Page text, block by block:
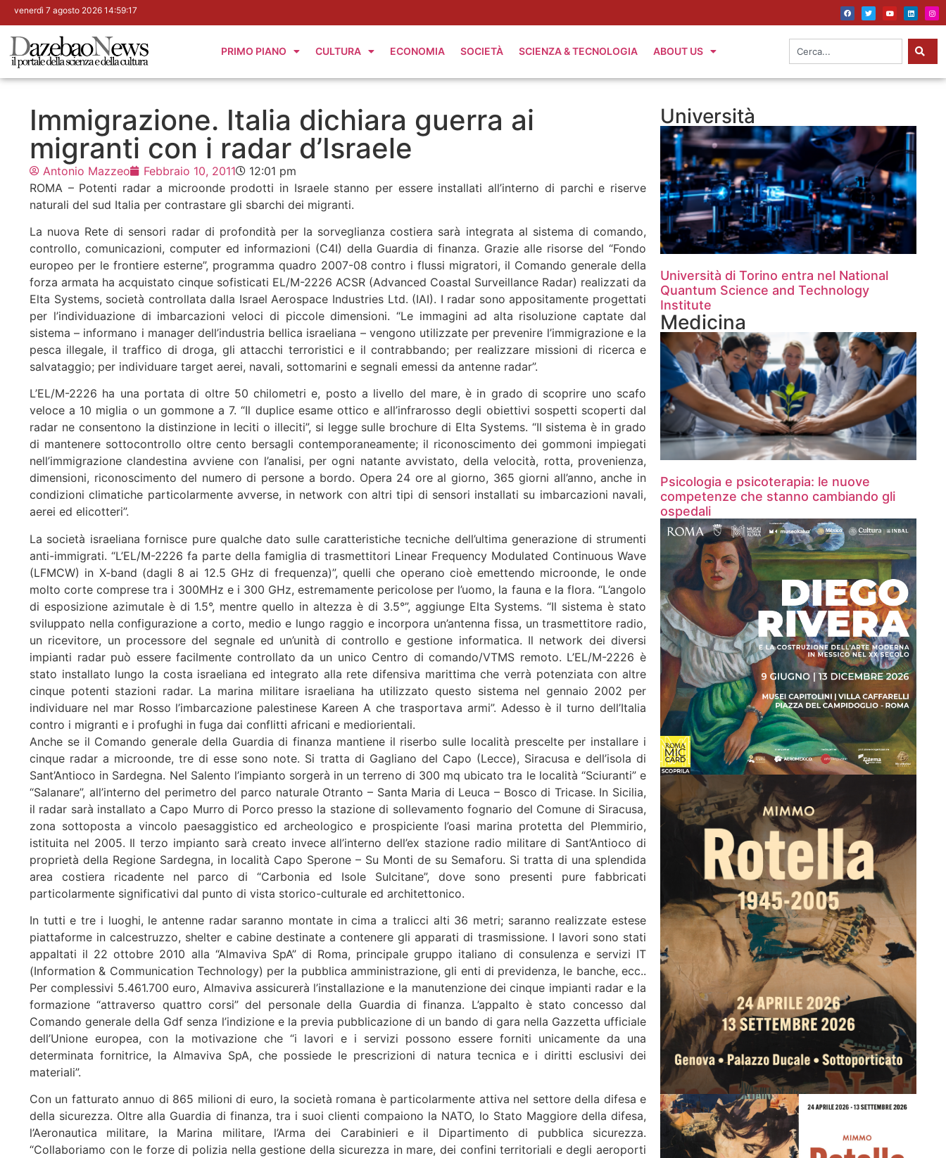
venerdì 7 agosto 2026 14:59:18
PRIMO PIANO CULTURA ECONOMIA SOCIETÀ SCIENZA & TECNOLOGIA ABOUT US
Immigrazione. Italia dichiara guerra ai
migranti con i radar d’Israele
Antonio Mazzeo Febbraio 10, 2011
12:01 pm
ROMA – Potenti radar a microonde prodotti in Israele stanno per essere installati all’interno di parchi e riserve
naturali del sud Italia per contrastare gli sbarchi dei migranti.
La nuova Rete di sensori radar di profondità per la sorveglianza costiera sarà integrata al sistema di comando,
controllo, comunicazioni, computer ed informazioni (C4I) della Guardia di finanza. Grazie alle risorse del “Fondo
europeo per le frontiere esterne”, programma quadro 2007-08 contro i flussi migratori, il Comando generale della
forza armata ha acquistato cinque sofisticati EL/M-2226 ACSR (Advanced Coastal Surveillance Radar) realizzati da
Elta Systems, società controllata dalla Israel Aerospace Industries Ltd. (IAI). I radar sono appositamente progettati
per l’individuazione di imbarcazioni veloci di piccole dimensioni. “Le immagini ad alta risoluzione captate dal
sistema – informano i manager dell’industria bellica israeliana – vengono utilizzate per prevenire l’immigrazione e la
pesca illegale, il traffico di droga, gli attacchi terroristici e il contrabbando; per realizzare missioni di ricerca e
salvataggio; per individuare target aerei, navali, sottomarini e segnali emessi da antenne radar”.
L’EL/M-2226 ha una portata di oltre 50 chilometri e, posto a livello del mare, è in grado di scoprire uno scafo
veloce a 10 miglia o un gommone a 7. “Il duplice esame ottico e all’infrarosso degli obiettivi sospetti scoperti dal
radar ne consentono la distinzione in leciti o illeciti”, si legge sulle brochure di Elta Systems. “Il sistema è in grado
di mantenere sottocontrollo oltre cento bersagli contemporaneamente; il riconoscimento dei gommoni impiegati
nell’immigrazione clandestina avviene con l’analisi, per ogni natante avvistato, della velocità, rotta, provenienza,
dimensioni, riconoscimento del numero di persone a bordo. Opera 24 ore al giorno, 365 giorni all’anno, anche in
condizioni climatiche particolarmente avverse, in network con altri tipi di sensori installati su imbarcazioni navali,
aerei ed elicotteri”.
La società israeliana fornisce pure qualche dato sulle caratteristiche tecniche dell’ultima generazione di strumenti
anti-immigrati. “L’EL/M-2226 fa parte della famiglia di trasmettitori Linear Frequency Modulated Continuous Wave
(LFMCW) in X-band (dagli 8 ai 12.5 GHz di frequenza)”, quelli che operano cioè emettendo microonde, le onde
molto corte comprese tra i 300MHz e i 300 GHz, estremamente pericolose per l’uomo, la fauna e la flora. “L’angolo
di esposizione azimutale è di 1.5°, mentre quello in altezza è di 3.5°”, aggiunge Elta Systems. “Il sistema è stato
sviluppato nella configurazione a corto, medio e lungo raggio e incorpora un’antenna fissa, un trasmettitore radio,
un ricevitore, un processore del segnale ed un’unità di controllo e gestione informatica. Il network dei diversi
impianti radar può essere facilmente controllato da un unico Centro di comando/VTMS remoto. L’EL/M-2226 è
stato installato lungo la costa israeliana ed integrato alla rete difensiva marittima che verrà potenziata con altre
cinque potenti stazioni radar. La marina militare israeliana ha utilizzato questo sistema nel gennaio 2002 per
individuare nel mar Rosso l’imbarcazione palestinese Kareen A che trasportava armi”. Adesso è il turno dell’Italia
contro i migranti e i profughi in fuga dai conflitti africani e mediorientali.
Anche se il Comando generale della Guardia di finanza mantiene il riserbo sulle località prescelte per installare i
cinque radar a microonde, tre di esse sono note. Si tratta di Gagliano del Capo (Lecce), Siracusa e dell’isola di
Sant’Antioco in Sardegna. Nel Salento l’impianto sorgerà in un terreno di 300 mq ubicato tra le località “Sciuranti” e
“Salanare”, all’interno del perimetro del parco naturale Otranto – Santa Maria di Leuca – Bosco di Tricase. In Sicilia,
il radar sarà installato a Capo Murro di Porco presso la stazione di sollevamento fognario del Comune di Siracusa,
zona sottoposta a vincolo paesaggistico ed archeologico e prospiciente l’oasi marina protetta del Plemmirio,
istituita nel 2005. Il terzo impianto sarà creato invece all’interno dell’ex stazione radio militare di Sant’Antioco di
proprietà della Regione Sardegna, in località Capo Sperone – Su Monti de su Semaforu. Si tratta di una splendida
area costiera ricadente nel parco di “Carbonia ed Isole Sulcitane”, dove sono presenti pure fabbricati
particolarmente significativi dal punto di vista storico-culturale ed architettonico.
In tutti e tre i luoghi, le antenne radar saranno montate in cima a tralicci alti 36 metri; saranno realizzate estese
piattaforme in calcestruzzo, shelter e cabine destinate a contenere gli apparati di trasmissione. I lavori sono stati
appaltati il 22 ottobre 2010 alla “Almaviva SpA” di Roma, principale gruppo italiano di consulenza e servizi IT
(Information & Communication Technology) per la pubblica amministrazione, gli enti di previdenza, le banche, ecc..
Per complessivi 5.461.700 euro, Almaviva assicurerà l’installazione e la manutenzione dei cinque impianti radar e la
formazione “attraverso quattro corsi” del personale della Guardia di finanza. L’appalto è stato concesso dal
Comando generale della Gdf senza l’indizione e la previa pubblicazione di un bando di gara nella Gazzetta ufficiale
dell’Unione europea, con la motivazione che “i lavori e i servizi possono essere forniti unicamente da una
determinata fornitrice, la Almaviva SpA, che possiede le prescrizioni di natura tecnica e i diritti esclusivi dei
materiali”.
Con un fatturato annuo di 865 milioni di euro, la società romana è particolarmente attiva nel settore della difesa e
della sicurezza. Oltre alla Guardia di finanza, tra i suoi clienti compaiono la NATO, lo Stato Maggiore della difesa,
l’Aeronautica militare, la Marina militare, l’Arma dei Carabinieri e il Dipartimento di pubblica sicurezza.
“Collaboriamo con le forze di polizia nella gestione della sicurezza in mare, dei confini territoriali e degli aeroporti
Università
Università di Torino entra nel National
Quantum Science and Technology
Institute
Medicina
Psicologia e psicoterapia: le nuove
competenze che stanno cambiando gli
ospedali